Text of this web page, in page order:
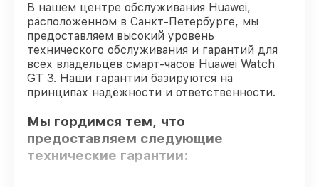
В нашем центре обслуживания Huawei,
расположенном в Санкт-Петербурге, мы
предоставляем высокий уровень
технического обслуживания и гарантий для
всех владельцев смарт-часов Huawei Watch
GT 3. Наши гарантии базируются на
принципах надёжности и ответственности.
Мы гордимся тем, что
предоставляем следующие
технические гарантии: